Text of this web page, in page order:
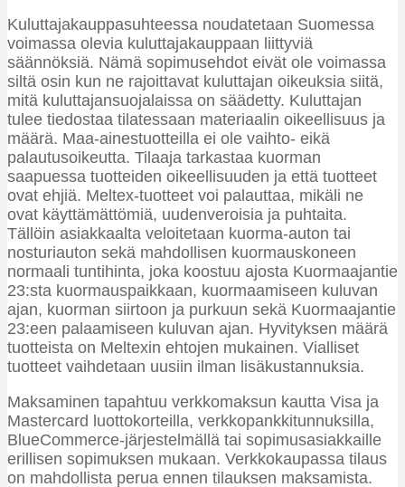
Kuluttajakauppasuhteessa noudatetaan Suomessa
voimassa olevia kuluttajakauppaan liittyviä
säännöksiä. Nämä sopimusehdot eivät ole voimassa
siltä osin kun ne rajoittavat kuluttajan oikeuksia siitä,
mitä kuluttajansuojalaissa on säädetty. Kuluttajan
tulee tiedostaa tilatessaan materiaalin oikeellisuus ja
määrä. Maa-ainestuotteilla ei ole vaihto- eikä
palautusoikeutta. Tilaaja tarkastaa kuorman
saapuessa tuotteiden oikeellisuuden ja että tuotteet
ovat ehjiä. Meltex-tuotteet voi palauttaa, mikäli ne
ovat käyttämättömiä, uudenveroisia ja puhtaita.
Tällöin asiakkaalta veloitetaan kuorma-auton tai
nosturiauton sekä mahdollisen kuormauskoneen
normaali tuntihinta, joka koostuu ajosta Kuormaajantie
23:sta kuormauspaikkaan, kuormaamiseen kuluvan
ajan, kuorman siirtoon ja purkuun sekä Kuormaajantie
23:een palaamiseen kuluvan ajan. Hyvityksen määrä
tuotteista on Meltexin ehtojen mukainen. Vialliset
tuotteet vaihdetaan uusiin ilman lisäkustannuksia.
Maksaminen tapahtuu verkkomaksun kautta Visa ja
Mastercard luottokorteilla, verkkopankkitunnuksilla,
BlueCommerce-järjestelmällä tai sopimusasiakkaille
erillisen sopimuksen mukaan. Verkkokaupassa tilaus
on mahdollista perua ennen tilauksen maksamista.